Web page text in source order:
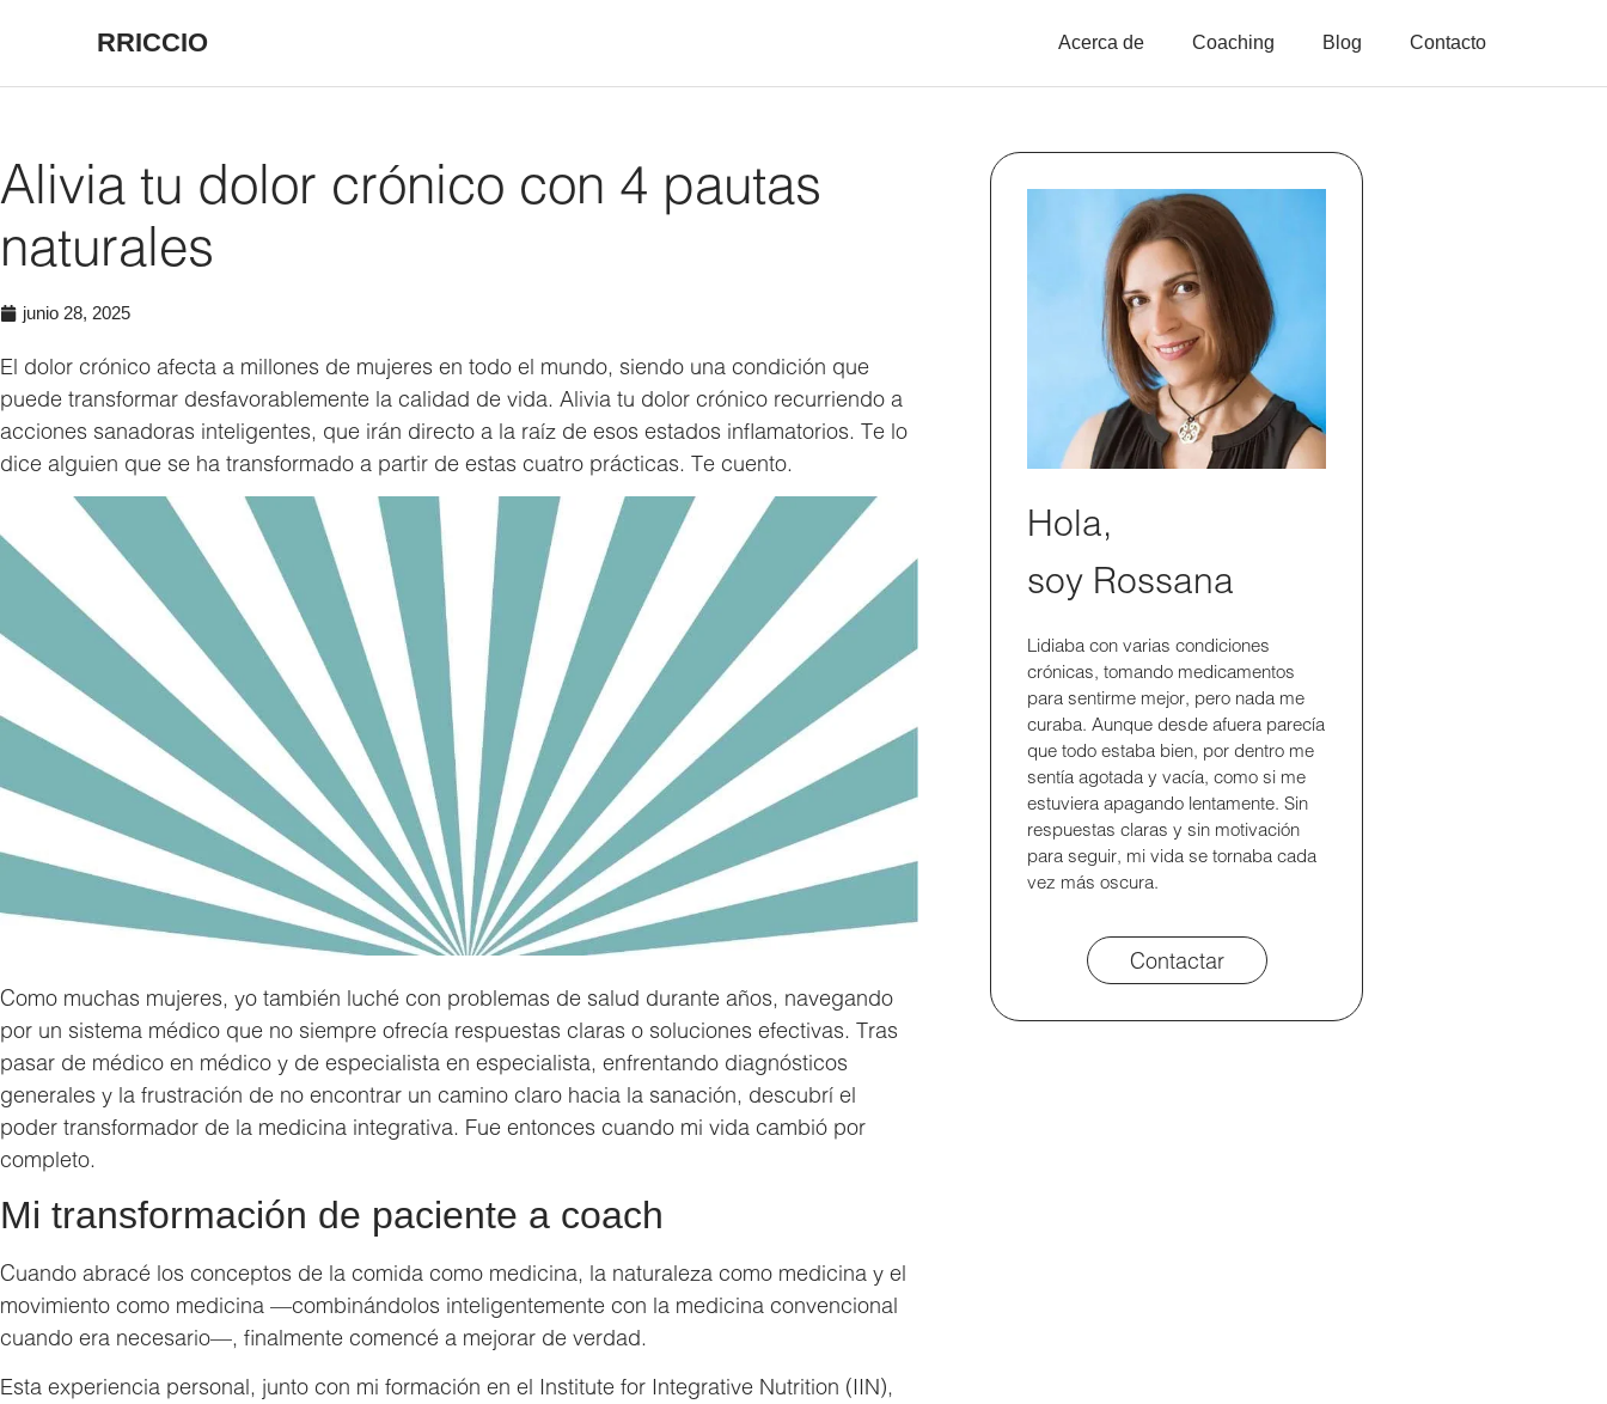
RRICCIO Acerca de Coaching Blog Contacto
Alivia tu dolor crónico con 4 pautas
naturales
junio 28, 2025
El dolor crónico afecta a millones de mujeres en todo el mundo, siendo una condición que
puede transformar desfavorablemente la calidad de vida. Alivia tu dolor crónico recurriendo a
acciones sanadoras inteligentes, que irán directo a la raíz de esos estados inflamatorios. Te lo
dice alguien que se ha transformado a partir de estas cuatro prácticas. Te cuento.
Como muchas mujeres, yo también luché con problemas de salud durante años, navegando
por un sistema médico que no siempre ofrecía respuestas claras o soluciones efectivas. Tras
pasar de médico en médico y de especialista en especialista, enfrentando diagnósticos
generales y la frustración de no encontrar un camino claro hacia la sanación, descubrí el
poder transformador de la medicina integrativa. Fue entonces cuando mi vida cambió por
completo.
Mi transformación de paciente a coach
Cuando abracé los conceptos de la comida como medicina, la naturaleza como medicina y el
movimiento como medicina —combinándolos inteligentemente con la medicina convencional
cuando era necesario—, finalmente comencé a mejorar de verdad.
Esta experiencia personal, junto con mi formación en el Institute for Integrative Nutrition (IIN),
Hola,
soy Rossana
Lidiaba con varias condiciones
crónicas, tomando medicamentos
para sentirme mejor, pero nada me
curaba. Aunque desde afuera parecía
que todo estaba bien, por dentro me
sentía agotada y vacía, como si me
estuviera apagando lentamente. Sin
respuestas claras y sin motivación
para seguir, mi vida se tornaba cada
vez más oscura.
Contactar